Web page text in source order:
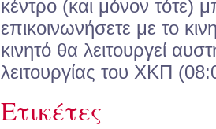
κέντρο (και μόνον τότε)
επικοινωνήσετε με το
κινητό θα λειτουργεί
λειτουργίας του ΧΚΠ
Ετικέτες